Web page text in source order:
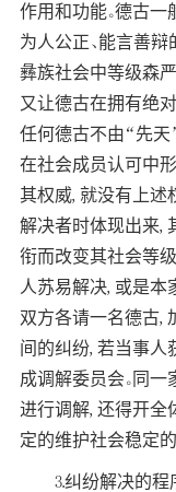
作用和功能。德古一
为人公正、能言善
彝族社会中等级森
又让德古在拥有绝
任何德古不由“先天
在社会成员认可中
其权威, 就没有上述
解决者时体现出来,
衔而改变其社会等
人苏易解决, 或是本
双方各请一名德古,
间的纠纷, 若当事人
成调解委员会。同
进行调解, 还得开全
定的维护社会稳定
3.纠纷解决的程